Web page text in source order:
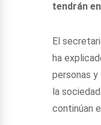
tendrán
El
ha
personas
la
continúan